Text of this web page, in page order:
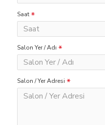
Saat
Salon Yer / Adı
Salon / Yer Adresi